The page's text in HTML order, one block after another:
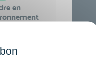
en